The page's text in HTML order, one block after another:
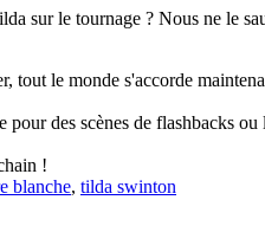
sur le tournage ? Nous ne le
tout le monde s'accorde
pour des scènes de flashbacks
!
blanche, tilda swinton